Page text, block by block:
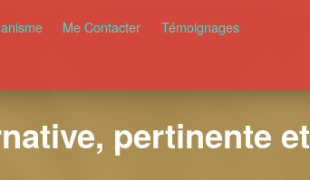
Me Contacter Témoignages
pertinente et